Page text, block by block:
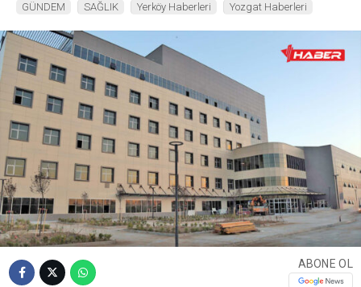
GÜNDEM SAĞLIK Yerköy Haberleri Yozgat Haberleri
ABONE OL